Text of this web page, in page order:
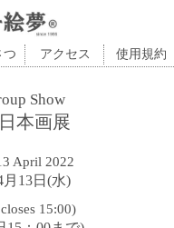
つ アクセス 使用規約
Show
本画展
April 2022
月13日(水)
15:00)